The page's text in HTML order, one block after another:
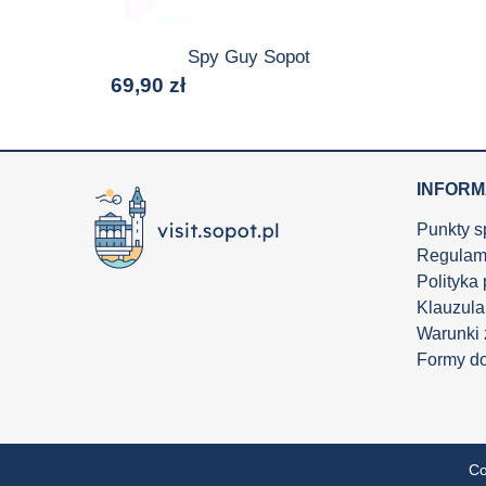
Spy Guy Sopot
69,90 zł
Punkty
Polityka
Warunki
Formy